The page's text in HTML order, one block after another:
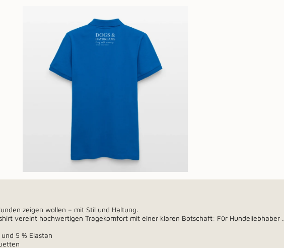
zeigen wollen – mit Stil und Haltung.
vereint hochwertigen Tragekomfort mit einer klaren Botschaft: Für Hundeliebhaber .
5 % Elastan